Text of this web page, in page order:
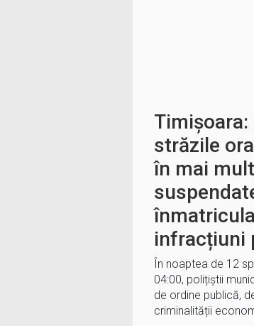
Timișoara:
străzile
în mai
infracțiuni
În noaptea de 12
04:00, polițiștii
de ordine publică,
criminalității